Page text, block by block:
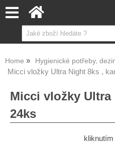
Home Hygienické potřeby,
Micci vložky Ultra Night 8ks ,
Micci vložky
24ks